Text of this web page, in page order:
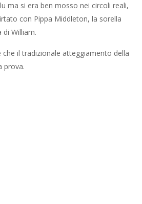
ma si era ben mosso nei circoli reali,
con Pippa Middleton, la sorella
William.
il tradizionale atteggiamento della
prova.